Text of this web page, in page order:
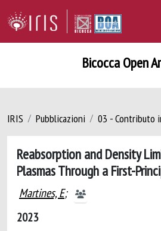
Bicocca Open
IRIS Pubblicazioni 03 - Contributo
Reabsorption and Density
Plasmas Through a First-
Martines, E;
2023